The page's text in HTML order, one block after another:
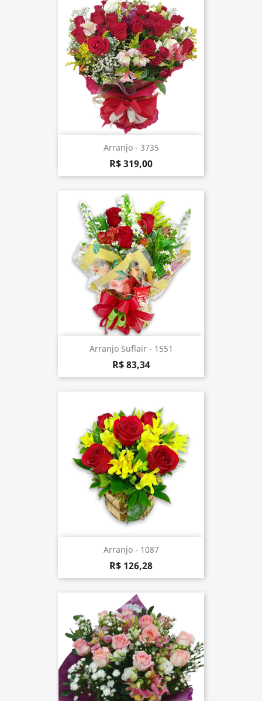
Arranjo - 3735
R$ 319,00
Arranjo Suflair - 1551
R$ 83,34
Arranjo - 1087
R$ 126,28